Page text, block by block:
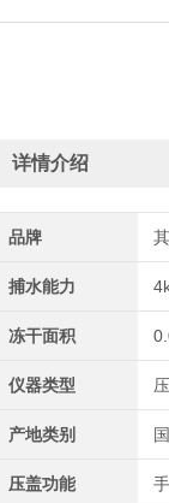
详情介绍
品牌
捕水能力
冻干面积
仪器类型
产地类别
压盖功能